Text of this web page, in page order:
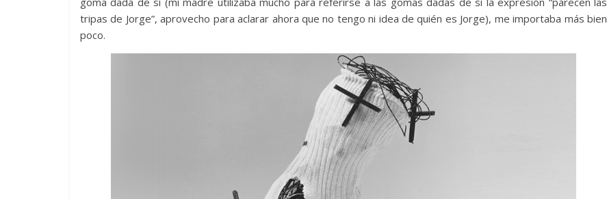
tripas de Jorge”, aprovecho para aclarar ahora que no tengo ni idea de quién es Jorge), me importaba más bien
poco.